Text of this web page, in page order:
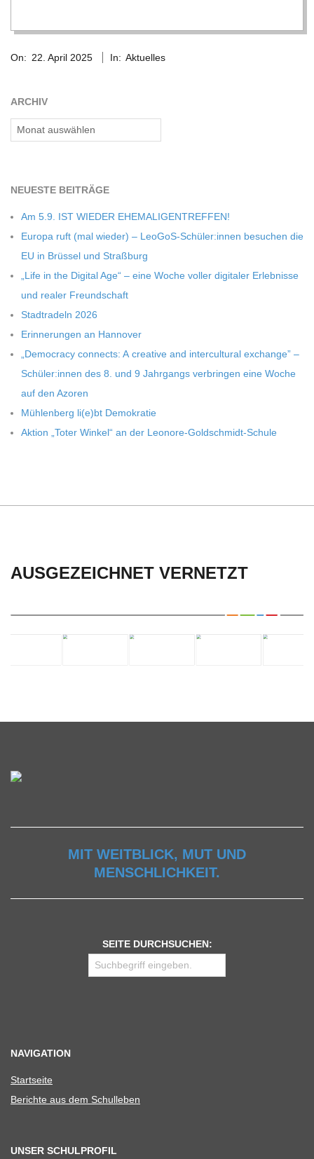
04-
On: 22. April 2025 In: Aktuelles
ARCHIV
Archiv
NEU­ESTE BEITRÄGE
Am 5.9. IST WIEDER EHEMALIGENTREFFEN!
Europa ruft (mal wie­der) – LeoGoS-Schüler:innen besu­chen die
EU in Brüs­sel und Straßburg
„Life in the Digi­tal Age“ – eine Woche vol­ler digi­ta­ler Erleb­nisse
und rea­ler Freundschaft
Stadt­ra­deln 2026
Erin­ne­run­gen an Hannover
„Demo­cracy con­nects: A crea­tive and inter­cul­tu­ral exch­ange” –
Schüler:innen des 8. und 9 Jahr­gangs ver­brin­gen eine Woche
auf den Azoren
Müh­len­berg li(e)bt Demokratie
Aktion „Toter Win­kel“ an der Leonore-Goldschmidt-Schule
AUSGEZEICHNET VERNETZT
MIT WEITBLICK, MUT UND
MENSCHLICHKEIT.
SEITE DURCHSUCHEN:
NAVIGATION
Start­seite
Berichte aus dem Schulleben
UNSER SCHULPROFIL